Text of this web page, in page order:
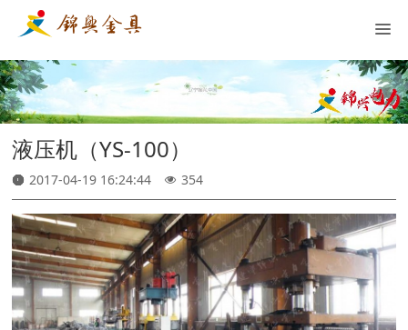
液压机（YS-100）
2017-04-19 16:24:44 354